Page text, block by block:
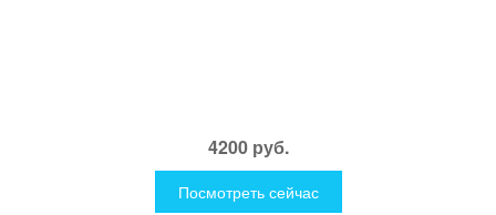
4200 руб.
Посмотреть сейчас